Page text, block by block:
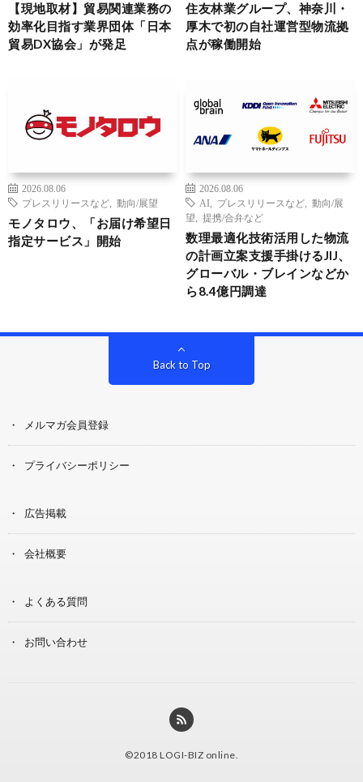
【現地取材】貿易関連業務の
効率化目指す業界団体「日本
貿易DX協会」が発足
住友林業グループ、神奈川・
厚木で初の自社運営型物流拠
点が稼働開始
2026.08.06
プレスリリースなど
動向/展望
モノタロウ、「お届け希望日
指定サービス」開始
2026.08.06
AI
プレスリリースなど
動向/展
望
提携/合弁など
数理最適化技術活用した物流
の計画立案支援手掛けるJIJ、
グローバル・ブレインなどか
ら8.4億円調達
Back to Top
メルマガ会員登録
プライバシーポリシー
広告掲載
会社概要
よくある質問
お問い合わせ
©2018 LOGI-BIZ online